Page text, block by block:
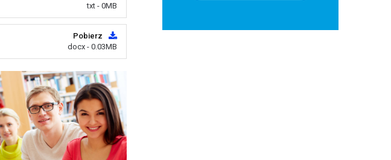
txt - 0MB
Pobierz
docx - 0.03MB